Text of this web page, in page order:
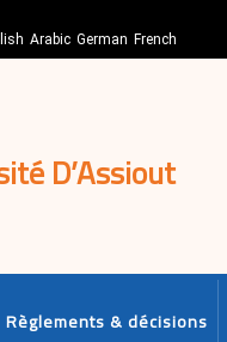
Arabic German French
D’Assiout
Règlements & décisions